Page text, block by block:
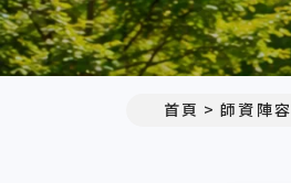
首頁 師資陣容